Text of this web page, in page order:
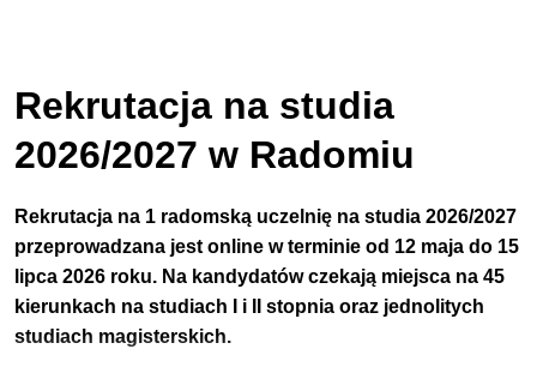
Rekrutacja na studia
2026/2027 w Radomiu
Rekrutacja na 1 radomską uczelnię na studia 2026/2027
przeprowadzana jest online w terminie od 12 maja do 15
lipca 2026 roku. Na kandydatów czekają miejsca na 45
kierunkach na studiach I i II stopnia oraz jednolitych
studiach magisterskich.